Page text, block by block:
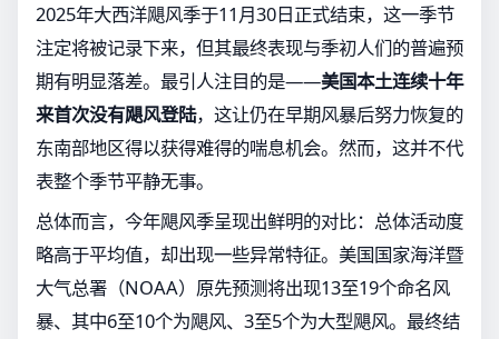
2025年大西洋飓风季于11月30日正式结束，这一季节
注定将被记录下来，但其最终表现与季初人们的普遍预
期有明显落差。最引人注目的是——美国本土连续十年
来首次没有飓风登陆，这让仍在早期风暴后努力恢复的
东南部地区得以获得难得的喘息机会。然而，这并不代
表整个季节平静无事。
总体而言，今年飓风季呈现出鲜明的对比：总体活动度
略高于平均值，却出现一些异常特征。美国国家海洋暨
大气总署（NOAA）原先预测将出现13至19个命名风
暴、其中6至10个为飓风、3至5个为大型飓风。最终结